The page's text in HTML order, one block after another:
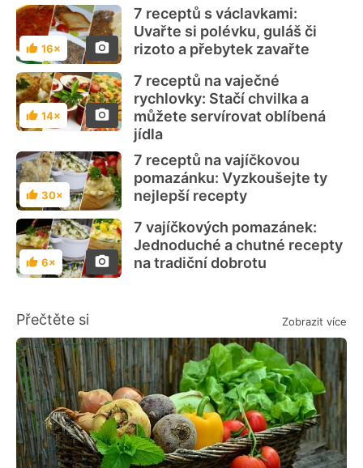
Hodnocení
16×
7 receptů s václavkami:
Uvařte si polévku, guláš či
rizoto a přebytek zavařte
Hodnocení
14×
7 receptů na vaječné
rychlovky: Stačí chvilka a
můžete servírovat oblíbená
jídla
Hodnocení
30×
7 receptů na vajíčkovou
pomazánku: Vyzkoušejte ty
nejlepší recepty
Hodnocení
6×
7 vajíčkových pomazánek:
Jednoduché a chutné recepty
na tradiční dobrotu
Přečtěte si Zobrazit více